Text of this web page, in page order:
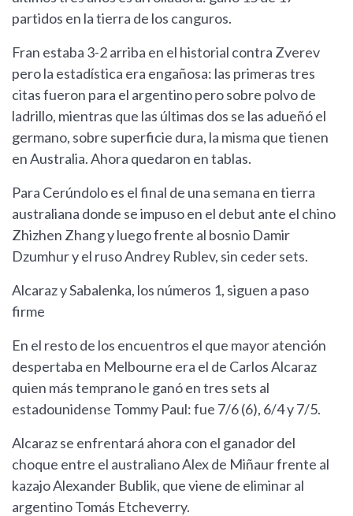
partidos en la tierra de los canguros.
Fran estaba 3-2 arriba en el historial contra Zverev
pero la estadística era engañosa: las primeras tres
citas fueron para el argentino pero sobre polvo de
ladrillo, mientras que las últimas dos se las adueñó el
germano, sobre superficie dura, la misma que tienen
en Australia. Ahora quedaron en tablas.
Para Cerúndolo es el final de una semana en tierra
australiana donde se impuso en el debut ante el chino
Zhizhen Zhang y luego frente al bosnio Damir
Dzumhur y el ruso Andrey Rublev, sin ceder sets.
Alcaraz y Sabalenka, los números 1, siguen a paso
firme
En el resto de los encuentros el que mayor atención
despertaba en Melbourne era el de Carlos Alcaraz
quien más temprano le ganó en tres sets al
estadounidense Tommy Paul: fue 7/6 (6), 6/4 y 7/5.
Alcaraz se enfrentará ahora con el ganador del
choque entre el australiano Alex de Miñaur frente al
kazajo Alexander Bublik, que viene de eliminar al
argentino Tomás Etcheverry.